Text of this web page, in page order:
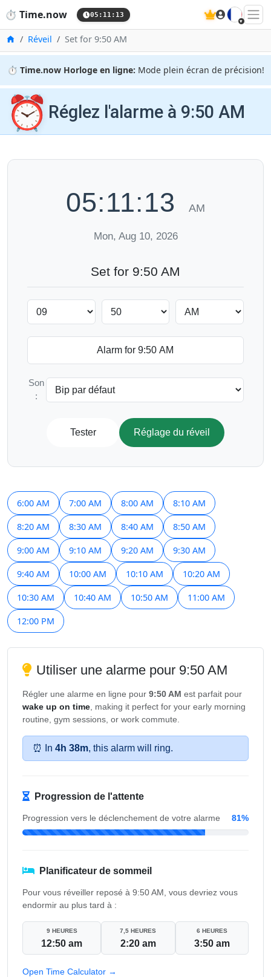
⏱️ Time.now 05:11:14 🇫🇷
Accueil
Réveil Set for 9:50 AM
⏱️ Time.now Horloge en ligne: Mode plein écran de précision!
⏰ Réglez l'alarme à 9:50 AM
05:11:14 AM
Mon, Aug 10, 2026
Set for 9:50 AM
Son
:
Tester Réglage du réveil
6:00 AM 7:00 AM 8:00 AM 8:10 AM
8:20 AM 8:30 AM 8:40 AM 8:50 AM
9:00 AM 9:10 AM 9:20 AM 9:30 AM
9:40 AM 10:00 AM 10:10 AM 10:20 AM
10:30 AM 10:40 AM 10:50 AM 11:00 AM
12:00 PM
Utiliser une alarme pour 9:50 AM
Régler une alarme en ligne pour 9:50 AM est parfait pour
wake up on time , making it perfect for your early morning
routine, gym sessions, or work commute.
⏰ In 4h 38m, this alarm will ring.
Progression de l'attente
Progression vers le déclenchement de votre alarme 81%
Planificateur de sommeil
Pour vous réveiller reposé à 9:50 AM, vous devriez vous
endormir au plus tard à :
9 HEURES
12:50 am
7,5 HEURES
2:20 am
6 HEURES
3:50 am
Open Time Calculator →